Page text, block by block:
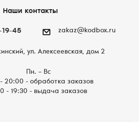
Наши контакты
19-45 zakaz@kodbox.ru
ул. Алексеевская, дом 2
Пн. – Вc
20:00 - обработка заказов
- 19:30 - выдача заказов